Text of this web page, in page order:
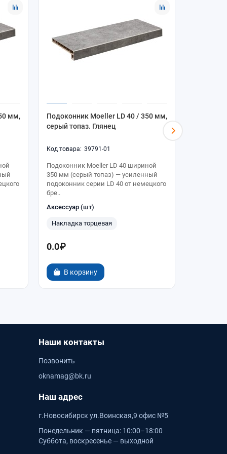
мм,
Подоконник Moeller LD 40 / 350 мм,
серый топаз. Глянец
39791-01
Подоконник Moeller LD 40 шириной
350 мм (серый топаз) — усиленный
подоконник серии LD 40 от немецкого
бре..
Аксессуар (шт)
Накладка торцевая
0.0₽
В корзину
Наши контакты
Позвонить
oknamag@bk.ru
Наш адрес
г.Новосибирск ул.Воинская,9 офис №5
Понедельник — пятница: 10:00–18:00
Суббота, воскресенье — выходной